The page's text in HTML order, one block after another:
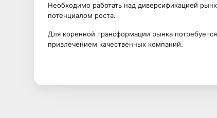
Необходимо работать над диверсификацией
потенциалом роста.
Для коренной трансформации рынка
привлечением качественных компаний.